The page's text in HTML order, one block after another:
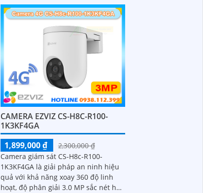
camera cho phép bạn quan sát mọi
góc nhỏ nhất với rõ nét và sắc nét
CAMERA EZVIZ CS-H8C-R100-
1K3KF4GA
1,899,000 ₫
2,300,000 ₫
Camera giám sát CS-H8c-R100-
1K3KF4GA là giải pháp an ninh hiệu
quả với khả năng xoay 360 độ linh
hoạt, độ phân giải 3.0 MP sắc nét hỗ